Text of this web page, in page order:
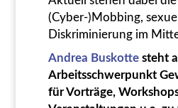
(Cyber-)Mobbing,
Diskriminierung im
Andrea Buskottesteht
Arbeitsschwerpunkt
für Vorträge,